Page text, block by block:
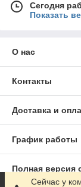
Сегодня
Показать
О нас
Контакты
Доставка и
График работы
Полная версия
Сейчас у